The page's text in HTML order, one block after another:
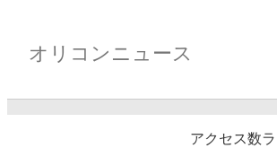
オリコンニュース
アクセス数